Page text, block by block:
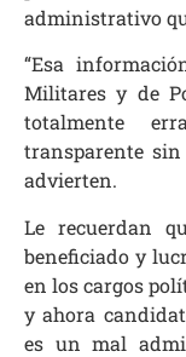
administrativo
“Esa
Militares y de
totalmente
transparente
advierten.
Le recuerdan
beneficiado y
en los cargos
y ahora
es un mal